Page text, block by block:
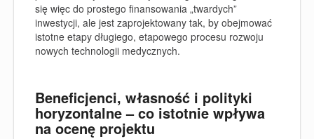
się więc do prostego finansowania „twardych”
inwestycji, ale jest zaprojektowany tak, by obejmować
istotne etapy długiego, etapowego procesu rozwoju
nowych technologii medycznych.
Beneficjenci, własność i polityki
horyzontalne – co istotnie wpływa
na ocenę projektu